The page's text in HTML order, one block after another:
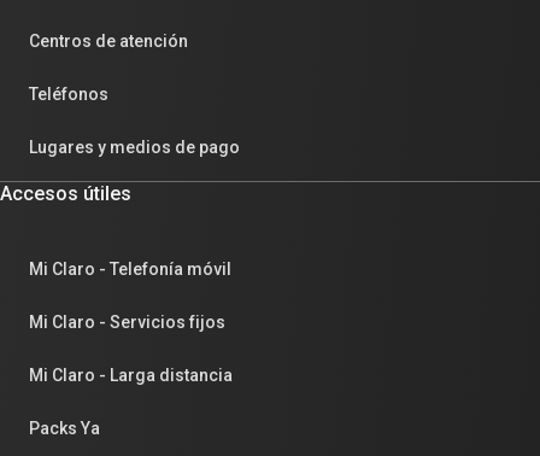
Centros de atención
Teléfonos
Lugares y medios de pago
Accesos útiles
Mi Claro - Telefonía móvil
Mi Claro - Servicios fijos
Mi Claro - Larga distancia
Packs Ya